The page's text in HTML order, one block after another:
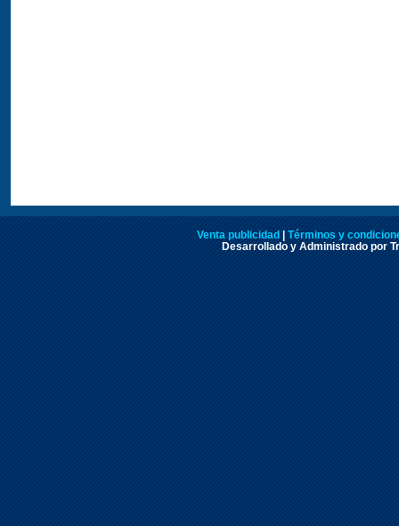
Venta publicidad
Términos y
Desarrollado y Administrado por